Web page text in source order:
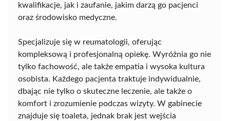
kwalifikacje, jak i zaufanie, jakim darzą go pacjenci
oraz środowisko medyczne.
Specjalizuje się w reumatologii, oferując
kompleksową i profesjonalną opiekę. Wyróżnia go nie
tylko fachowość, ale także empatia i wysoka kultura
osobista. Każdego pacjenta traktuje indywidualnie,
dbając nie tylko o skuteczne leczenie, ale także o
komfort i zrozumienie podczas wizyty. W gabinecie
znajduje się toaleta, jednak brak jest wejścia